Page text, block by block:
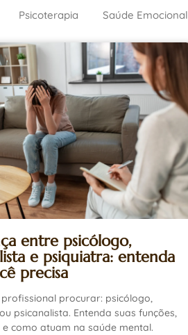
Psicoterapia Saúde Emocional
entre psicólogo,
e psiquiatra: entenda
precisa
procurar: psicólogo,
psicanalista. Entenda suas funções,
como atuam na saúde mental.